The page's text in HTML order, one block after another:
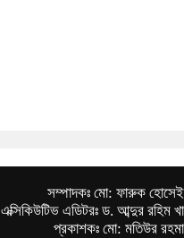
সম্পাদকঃ মো: ফারুক
এক্সিকিউটিভ এডিটরঃ ড. আব্দুর রহিম
প্রকাশকঃ মো: মতিউর